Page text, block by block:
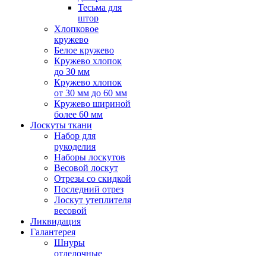
Тесьма для
штор
Хлопковое
кружево
Белое кружево
Кружево хлопок
до 30 мм
Кружево хлопок
от 30 мм до 60 мм
Кружево шириной
более 60 мм
Лоскуты ткани
Набор для
рукоделия
Наборы лоскутов
Весовой лоскут
Отрезы со скидкой
Последний отрез
Лоскут утеплителя
весовой
Ликвидация
Галантерея
Шнуры
отделочные